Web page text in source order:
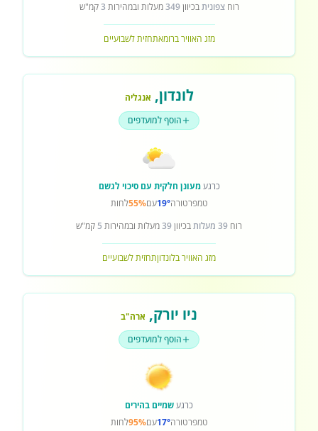
רוחצפוניתבכיוון349מעלות ובמהירות 3קמ"ש
מזג האוויר ברומאתחזית לשבועיים
לונדון, אנגליה
הוסף למועדפים
כרגעמעונן חלקית עם סיכוי לגשם
טמפרטורה19°עם55%לחות
רוח 39 מעלות בכיוון39מעלות ובמהירות 5 קמ"ש
מזג האוויר בלונדוןתחזית לשבועיים
ניו יורק, ארה"ב
הוסף למועדפים
כרגעשמיים בהירים
טמפרטורה17°עם95%לחות